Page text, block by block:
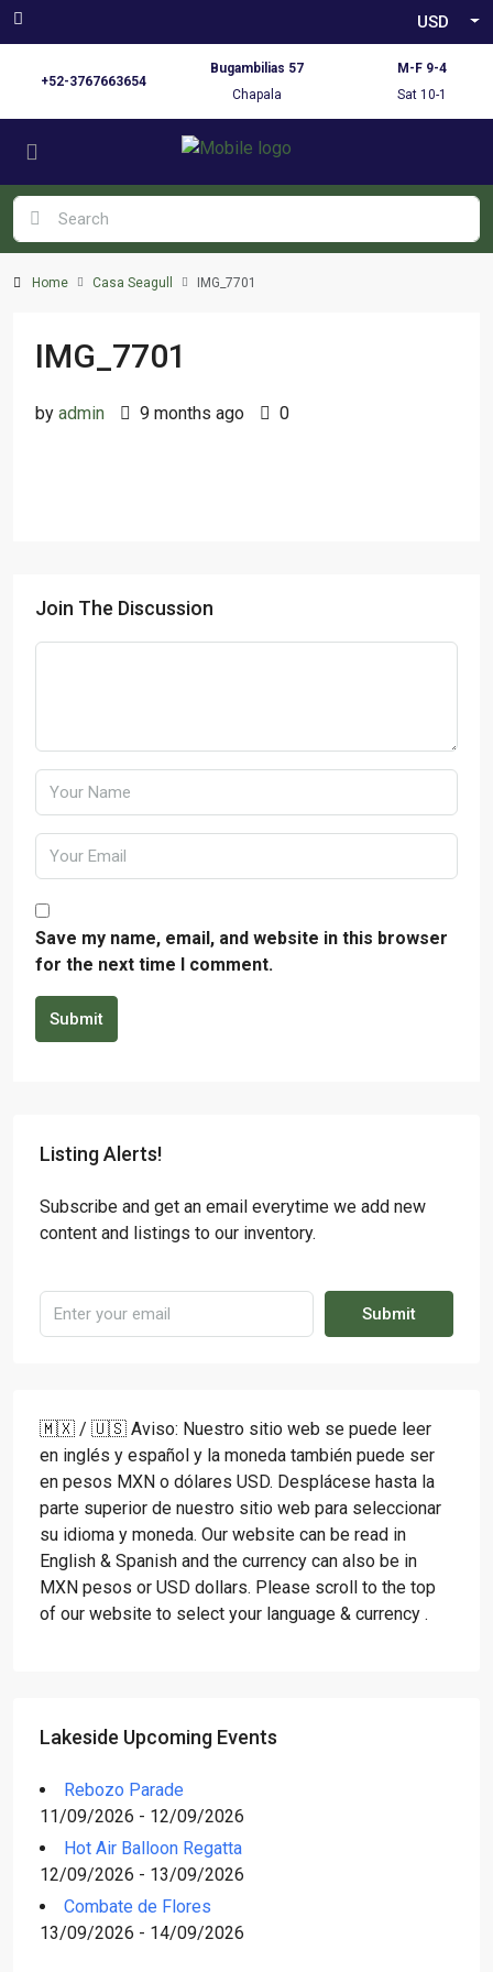
USD
+52-3767663654
Bugambilias 57
Chapala
M-F 9-4
Sat 10-1
Home Casa Seagull IMG_7701
IMG_7701
by admin 9 months ago 0
Join The Discussion
Save my name, email, and website in this browser
for the next time I comment.
Submit
Listing Alerts!
Subscribe and get an email everytime we add new
content and listings to our inventory.
Submit
🇲🇽 / 🇺🇸 Aviso: Nuestro sitio web se puede leer
en inglés y español y la moneda también puede ser
en pesos MXN o dólares USD. Desplácese hasta la
parte superior de nuestro sitio web para seleccionar
su idioma y moneda. Our website can be read in
English & Spanish and the currency can also be in
MXN pesos or USD dollars. Please scroll to the top
of our website to select your language & currency .
Lakeside Upcoming Events
Rebozo Parade
11/09/2026 - 12/09/2026
Hot Air Balloon Regatta
12/09/2026 - 13/09/2026
Combate de Flores
13/09/2026 - 14/09/2026